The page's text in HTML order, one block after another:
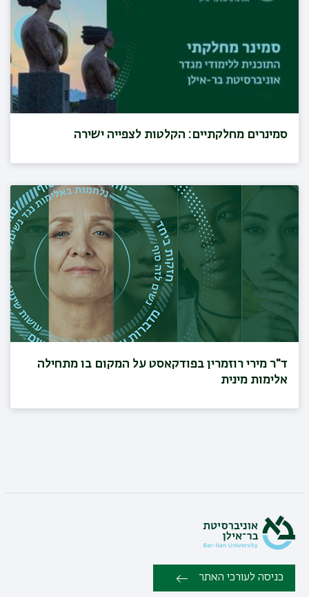
סמינרים מחלקתיים: הקלטות לצפייה ישירה
ד"ר מירי רוזמרין בפודקאסט על המקום בו מתחילה
אלימות מינית
כניסה לעורכי האתר